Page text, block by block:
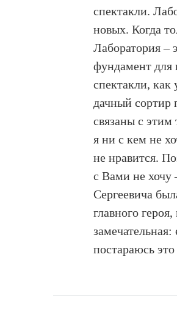
спектакли.
новых. Когда
Лаборатория –
фундамент для
спектакли,
дачный сортир
связаны с этим
я ни с кем не
не нравится.
с Вами не хочу
Сергеевича
главного
постараюсь